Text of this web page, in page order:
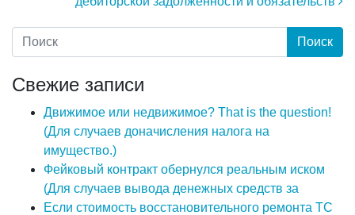
Свежие записи
Движимое или недвижимое? That is the question!
(Для случаев доначисления налога на
имущество.)
Фейковый контракт обернулся реальным иском
(Для случаев вывода денежных средств за
Если стоимость восстановительного ремонта ТС